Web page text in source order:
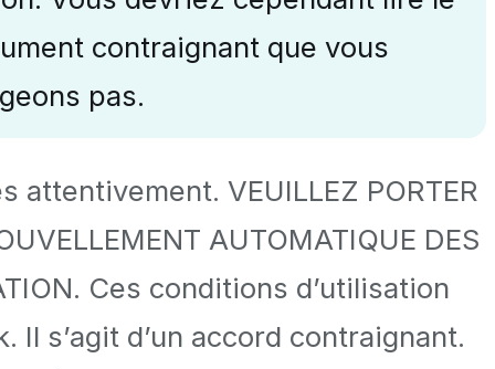
contraignant que vous
pas.
VEUILLEZ PORTER
AUTOMATIQUE DES
Ces conditions d’utilisation
s’agit d’un accord contraignant.